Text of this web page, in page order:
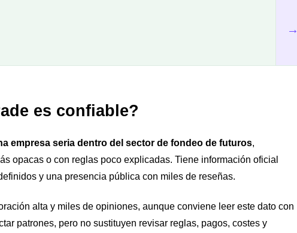
→
es confiable?
empresa seria dentro del sector de fondeo de futuros,
opacas o con reglas poco explicadas. Tiene información oficial
y una presencia pública con miles de reseñas.
alta y miles de opiniones, aunque conviene leer este dato con
patrones, pero no sustituyen revisar reglas, pagos, costes y